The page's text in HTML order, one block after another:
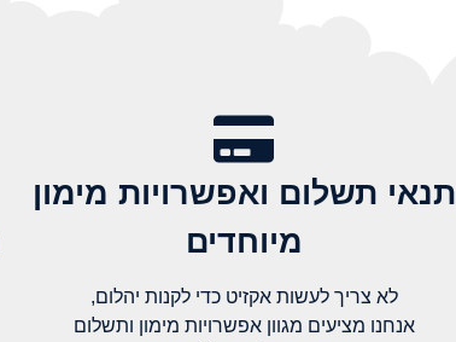
תנאי תשלום ואפשרויות מימון
מיוחדים
לא צריך לעשות אקזיט כדי לקנות יהלום,
אנחנו מציעים מגוון אפשרויות מימון ותשלום